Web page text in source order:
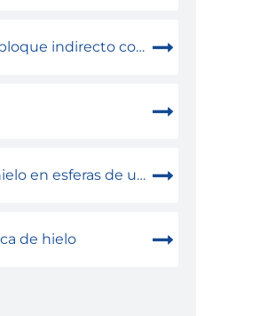
con agua salada
esferas de un cabezal
de hielo